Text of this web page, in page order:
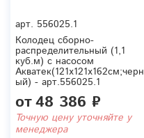
арт. 556025.1
Колодец сборно-
распределительный (1,1
куб.м) с насосом
Акватек(121x121x162см;черн
ый) - арт.556025.1
от48 386 ₽
Точную цену уточняйте у
менеджера